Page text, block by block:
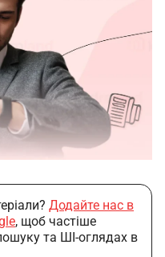
Додайте нас в
, щоб частіше
та ШІ-оглядах в